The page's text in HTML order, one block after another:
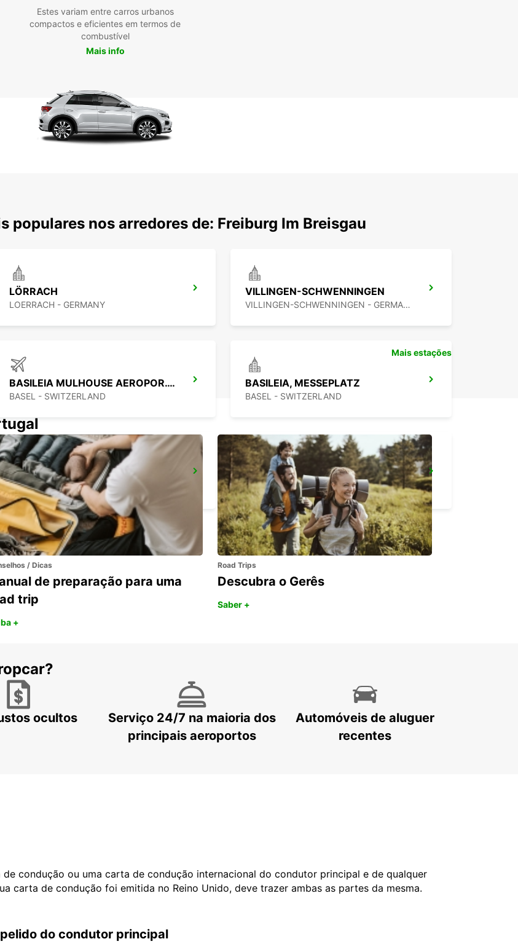
Estes variam entre carros urbanos
compactos e eficientes em termos de
combustível
Mais info
populares nos arredores de: Freiburg Im Breisgau
LÖRRACH
LOERRACH - GERMANY
VILLINGEN-SCHWENNINGEN
VILLINGEN-SCHWENNINGEN - GERMANY
BASILEIA MULHOUSE AEROPOR. BSL (CH)
BASEL - SWITZERLAND
BASILEIA, MESSEPLATZ
BASEL - SWITZERLAND
PRATTELN GERBER
PRATTELN - SWITZERLAND
BASILEIA - DREISPITZ
BASEL - SWITZERLAND
Mais estações
/ Dicas
de preparação para uma
trip
+
Road Trips
Descubra o Gerês
Saber +
ocultos
Serviço 24/7 na maioria dos
principais aeroportos
Automóveis de aluguer
recentes
condução ou uma carta de condução internacional do condutor principal e de qualquer
carta de condução foi emitida no Reino Unido, deve trazer ambas as partes da mesma.
do condutor principal